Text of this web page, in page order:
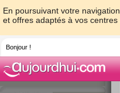
En poursuivant votre
et offres adaptés à vos centres
Bonjour !